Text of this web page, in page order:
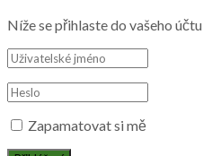
Níže se přihlaste do vašeho účtu
Zapamatovat si mě